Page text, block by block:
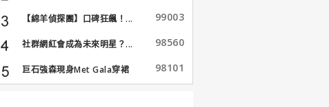
【綿羊偵探團】口碑狂飆！... 99003
社群網紅會成為未來明星？... 98560
巨石強森現身Met Gala穿裙
子...
98101